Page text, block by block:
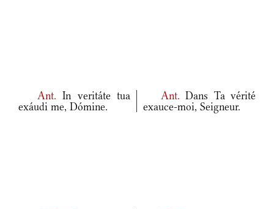
Ant.In veritáte tua
exáudi me, Dómine.
Ant. Dans Ta vérité
exauce-moi, Seigneur.